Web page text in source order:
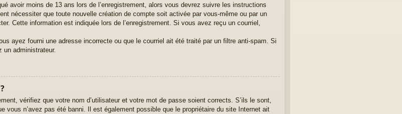
avoir moins de 13 ans lors de l’enregistrement, alors vous devrez suivre les instructions
nécessiter que toute nouvelle création de compte soit activée par vous-même ou par un
Cette information est indiquée lors de l’enregistrement. Si vous avez reçu un courriel,
ayez fourni une adresse incorrecte ou que le courriel ait été traité par un filtre anti-spam. Si
un administrateur.
vérifiez que votre nom d’utilisateur et votre mot de passe soient corrects. S’ils le sont,
vous n’avez pas été banni. Il est également possible que le propriétaire du site Internet ait